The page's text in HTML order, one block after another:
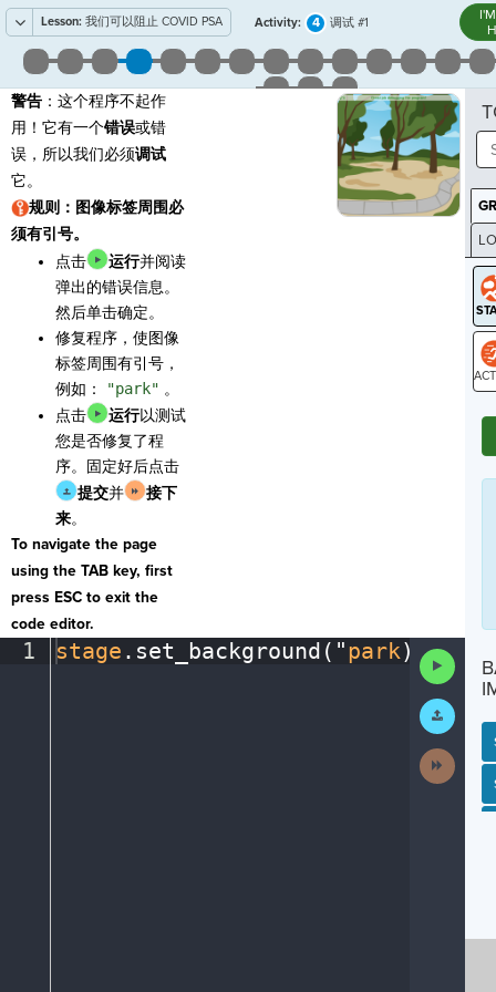
Lesson: 我们可以阻止 COVID PSA Activity: 4 调试 #1
警告 ：这个程序不起作
用！它有一个错误或错
误，所以我们必须调试
它。
规则：图像标签周围必
须有引号。
点击
运行并阅读
弹出的错误信息。
然后单击确定。
修复程序，使图像
标签周围有引号，
例如：
"park" 。
点击
运行以测试
您是否修复了程
序。固定好后点击
提交并
接下
来。
To navigate the page
using the TAB key, first
press ESC to exit the
code editor.
1 stage . set_background( "park) ¶
Code
Work
Activity